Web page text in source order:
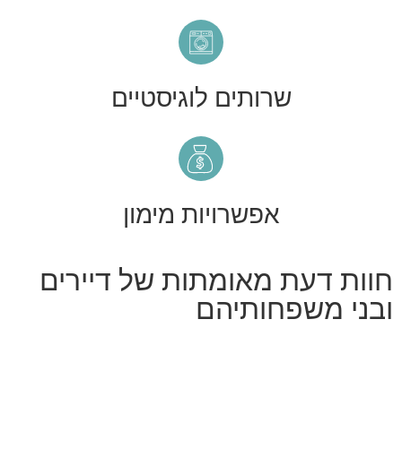
שרותים לוגיסטיים
אפשרויות מימון
חוות דעת מאומתות של דיירים
ובני משפחותיהם